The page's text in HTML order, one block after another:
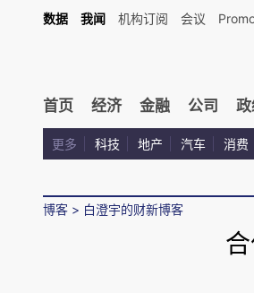
数据 我闻 机构订阅 会议
首页 经济 金融 公司
更多 科技 地产 汽车 消费
博客 > 白澄宇的财新博客